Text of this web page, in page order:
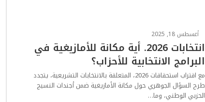
أغسطس 18, 2025
انتخابات 2026. أية مكانة للأمازيغية في
البرامج الانتخابية للأحزاب؟
مع اقتراب استحقاقات 2026، المتعلقة بالانتخابات التشريعية، يتجدد
طرح السؤال الجوهري حول مكانة الأمازيغية ضمن أجندات النسيج
الحزبي الوطني، وما…